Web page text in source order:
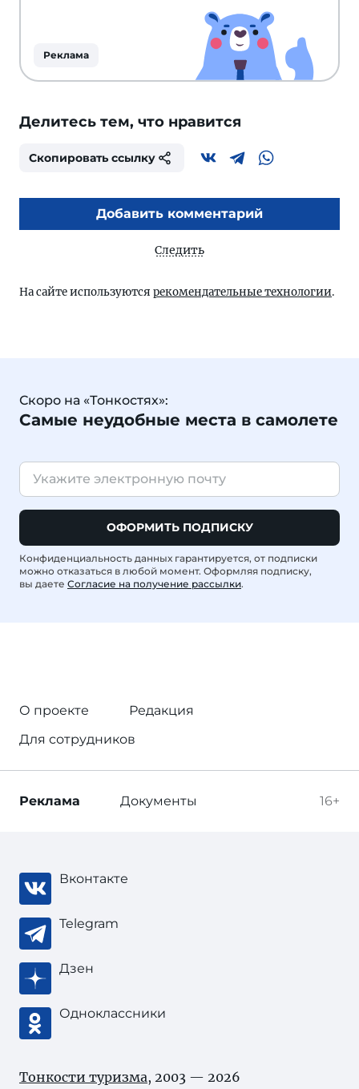
Реклама
Делитесь тем, что нравится
Скопировать ссылку
Добавить комментарий
Следить
На сайте используются рекомендательные технологии.
Скоро на «Тонкостях»:
Самые неудобные места в самолете
ОФОРМИТЬ ПОДПИСКУ
Конфиденциальность данных гарантируется, от подписки
можно отказаться в любой момент. Оформляя подписку,
вы даете Согласие на получение рассылки.
О проекте
Редакция
Для сотрудников
16+
Реклама Документы
Вконтакте
Telegram
Дзен
Одноклассники
Тонкости туризма, 2003 — 2026